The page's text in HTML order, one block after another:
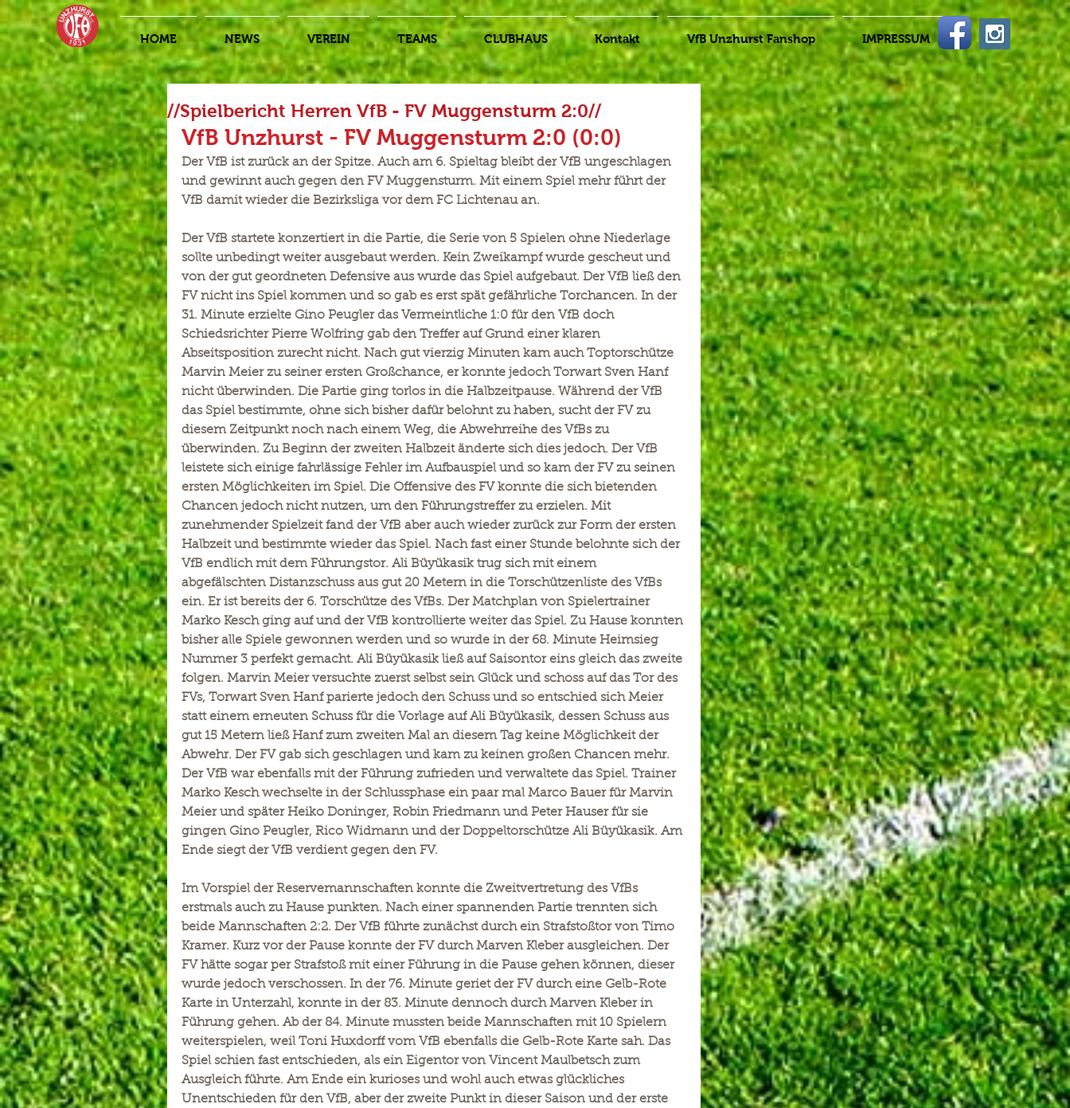
HOME NEWS VEREIN TEAMS CLUBHAUS Kontakt VfB Unzhurst Fanshop IMPRESSUM
//Spielbericht Herren VfB - FV Muggensturm 2:0//
VfB Unzhurst - FV Muggensturm 2:0 (0:0)
Der VfB ist zurück an der Spitze. Auch am 6. Spieltag bleibt der VfB ungeschlagen
und gewinnt auch gegen den FV Muggensturm. Mit einem Spiel mehr führt der
VfB damit wieder die Bezirksliga vor dem FC Lichtenau an.
Der VfB startete konzertiert in die Partie, die Serie von 5 Spielen ohne Niederlage
sollte unbedingt weiter ausgebaut werden. Kein Zweikampf wurde gescheut und
von der gut geordneten Defensive aus wurde das Spiel aufgebaut. Der VfB ließ den
FV nicht ins Spiel kommen und so gab es erst spät gefährliche Torchancen. In der
31. Minute erzielte Gino Peugler das Vermeintliche 1:0 für den VfB doch
Schiedsrichter Pierre Wolfring gab den Treffer auf Grund einer klaren
Abseitsposition zurecht nicht. Nach gut vierzig Minuten kam auch Toptorschütze
Marvin Meier zu seiner ersten Großchance, er konnte jedoch Torwart Sven Hanf
nicht überwinden. Die Partie ging torlos in die Halbzeitpause. Während der VfB
das Spiel bestimmte, ohne sich bisher dafür belohnt zu haben, sucht der FV zu
diesem Zeitpunkt noch nach einem Weg, die Abwehrreihe des VfBs zu
überwinden. Zu Beginn der zweiten Halbzeit änderte sich dies jedoch. Der VfB
leistete sich einige fahrlässige Fehler im Aufbauspiel und so kam der FV zu seinen
ersten Möglichkeiten im Spiel. Die Offensive des FV konnte die sich bietenden
Chancen jedoch nicht nutzen, um den Führungstreffer zu erzielen. Mit
zunehmender Spielzeit fand der VfB aber auch wieder zurück zur Form der ersten
Halbzeit und bestimmte wieder das Spiel. Nach fast einer Stunde belohnte sich der
VfB endlich mit dem Führungstor. Ali Büyükasik trug sich mit einem
abgefälschten Distanzschuss aus gut 20 Metern in die Torschützenliste des VfBs
ein. Er ist bereits der 6. Torschütze des VfBs. Der Matchplan von Spielertrainer
Marko Kesch ging auf und der VfB kontrollierte weiter das Spiel. Zu Hause konnten
bisher alle Spiele gewonnen werden und so wurde in der 68. Minute Heimsieg
Nummer 3 perfekt gemacht. Ali Büyükasik ließ auf Saisontor eins gleich das zweite
folgen. Marvin Meier versuchte zuerst selbst sein Glück und schoss auf das Tor des
FVs, Torwart Sven Hanf parierte jedoch den Schuss und so entschied sich Meier
statt einem erneuten Schuss für die Vorlage auf Ali Büyükasik, dessen Schuss aus
gut 15 Metern ließ Hanf zum zweiten Mal an diesem Tag keine Möglichkeit der
Abwehr. Der FV gab sich geschlagen und kam zu keinen großen Chancen mehr.
Der VfB war ebenfalls mit der Führung zufrieden und verwaltete das Spiel. Trainer
Marko Kesch wechselte in der Schlussphase ein paar mal Marco Bauer für Marvin
Meier und später Heiko Doninger, Robin Friedmann und Peter Hauser für sie
gingen Gino Peugler, Rico Widmann und der Doppeltorschütze Ali Büyükasik. Am
Ende siegt der VfB verdient gegen den FV.
Im Vorspiel der Reservemannschaften konnte die Zweitvertretung des VfBs
erstmals auch zu Hause punkten. Nach einer spannenden Partie trennten sich
beide Mannschaften 2:2. Der VfB führte zunächst durch ein Strafstoßtor von Timo
Kramer. Kurz vor der Pause konnte der FV durch Marven Kleber ausgleichen. Der
FV hätte sogar per Strafstoß mit einer Führung in die Pause gehen können, dieser
wurde jedoch verschossen. In der 76. Minute geriet der FV durch eine Gelb-Rote
Karte in Unterzahl, konnte in der 83. Minute dennoch durch Marven Kleber in
Führung gehen. Ab der 84. Minute mussten beide Mannschaften mit 10 Spielern
weiterspielen, weil Toni Huxdorff vom VfB ebenfalls die Gelb-Rote Karte sah. Das
Spiel schien fast entschieden, als ein Eigentor von Vincent Maulbetsch zum
Ausgleich führte. Am Ende ein kurioses und wohl auch etwas glückliches
Unentschieden für den VfB, aber der zweite Punkt in dieser Saison und der erste